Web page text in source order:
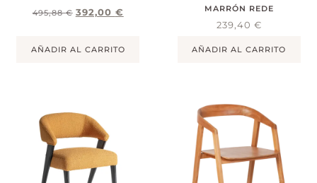
495,88€ 392,00 €
AÑADIR AL CARRITO
MARRÓN REDE
239,40 €
AÑADIR AL CARRITO